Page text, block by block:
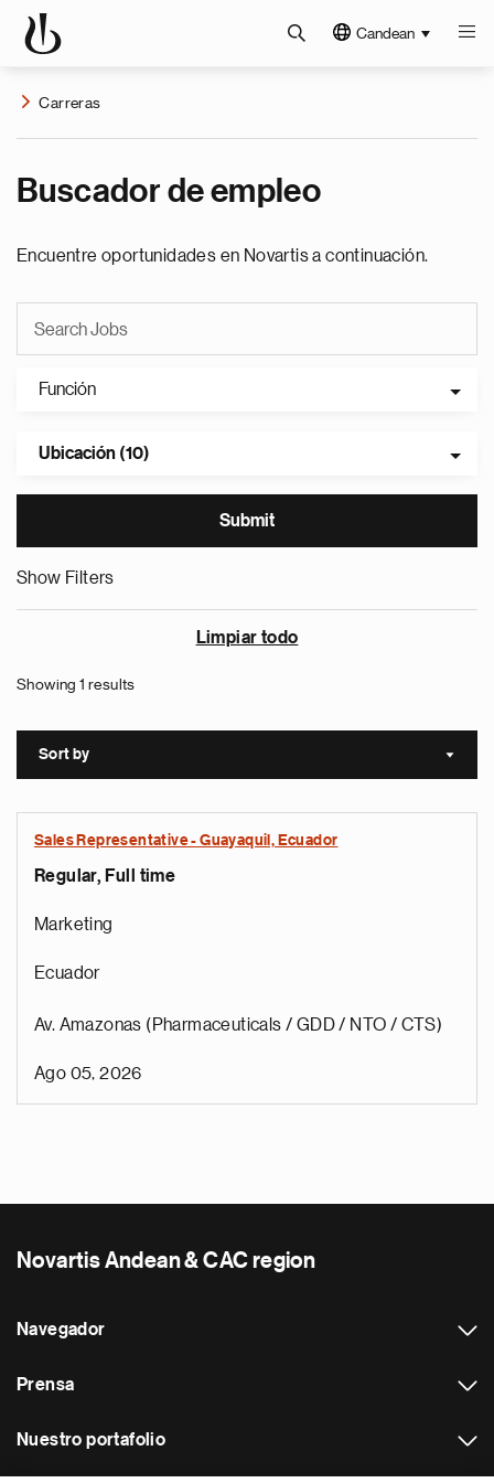
Candean
Carreras
Buscador de empleo
Encuentre oportunidades en Novartis a continuación.
Función
Ubicación (10)
Show Filters
Limpiar todo
Showing 1 results
Sort by Sort
Sales Representative - Guayaquil, Ecuador
Regular, Full time
Marketing
Ecuador
Av. Amazonas (Pharmaceuticals / GDD / NTO / CTS)
Ago 05, 2026
Novartis Andean & CAC region
Navegador
Prensa
Nuestro portafolio